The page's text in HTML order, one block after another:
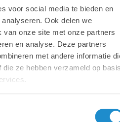
voor social media te bieden en
Ook delen we
van onze site met onze partners
en analyse. Deze partners
met andere informatie
ze hebben verzameld op